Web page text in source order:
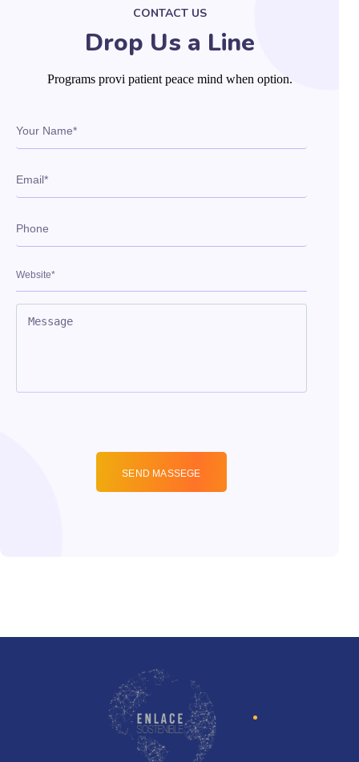
CONTACT US
Drop Us a Line
Programs provi patient peace mind when option.